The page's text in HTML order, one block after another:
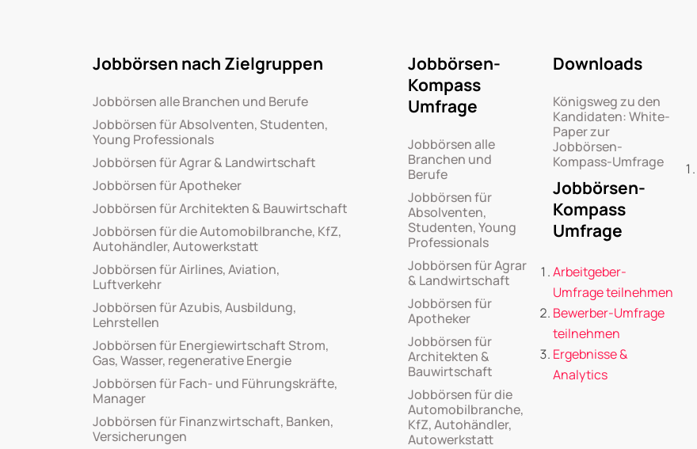
Jobbörsen nach Zielgruppen
Jobbörsen alle Branchen und Berufe
Jobbörsen für Absolventen, Studenten,
Young Professionals
Jobbörsen für Agrar & Landwirtschaft
Jobbörsen für Apotheker
Jobbörsen für Architekten & Bauwirtschaft
Jobbörsen für die Automobilbranche, KfZ,
Autohändler, Autowerkstatt
Jobbörsen für Airlines, Aviation,
Luftverkehr
Jobbörsen für Azubis, Ausbildung,
Lehrstellen
Jobbörsen für Energiewirtschaft Strom,
Gas, Wasser, regenerative Energie
Jobbörsen für Fach- und Führungskräfte,
Manager
Jobbörsen für Finanzwirtschaft, Banken,
Versicherungen
Jobbörsen-
Kompass
Umfrage
Jobbörsen alle
Branchen und
Berufe
Jobbörsen für
Absolventen,
Studenten, Young
Professionals
Jobbörsen für Agrar
& Landwirtschaft
Jobbörsen für
Apotheker
Jobbörsen für
Architekten &
Bauwirtschaft
Jobbörsen für die
Automobilbranche,
KfZ, Autohändler,
Autowerkstatt
Downloads
Königsweg zu den
Kandidaten: White-
Paper zur
Jobbörsen-
Kompass-Umfrage
Jobbörsen-
Kompass
Umfrage
Arbeitgeber-
Umfrage teilnehmen
Bewerber-Umfrage
teilnehmen
Ergebnisse &
Analytics